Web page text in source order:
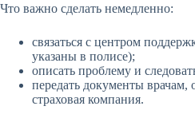
Что важно сделать немедленно:
связаться с центром
указаны в полисе);
описать проблему и
передать документы врачам,
страховая компания.